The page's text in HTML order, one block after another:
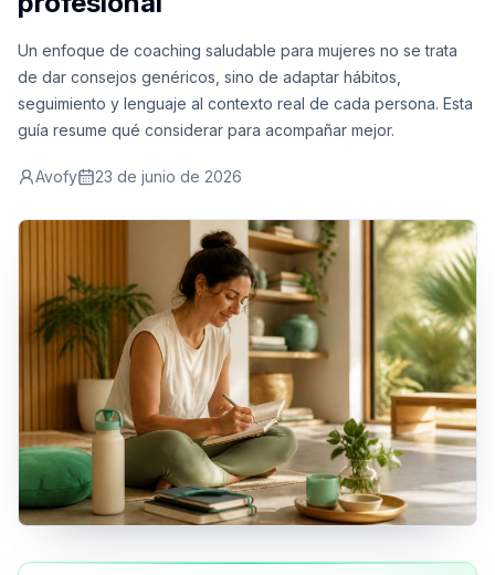
Un enfoque de coaching saludable para mujeres no se trata
de dar consejos genéricos, sino de adaptar hábitos,
seguimiento y lenguaje al contexto real de cada persona. Esta
guía resume qué considerar para acompañar mejor.
Avofy 23 de junio de 2026